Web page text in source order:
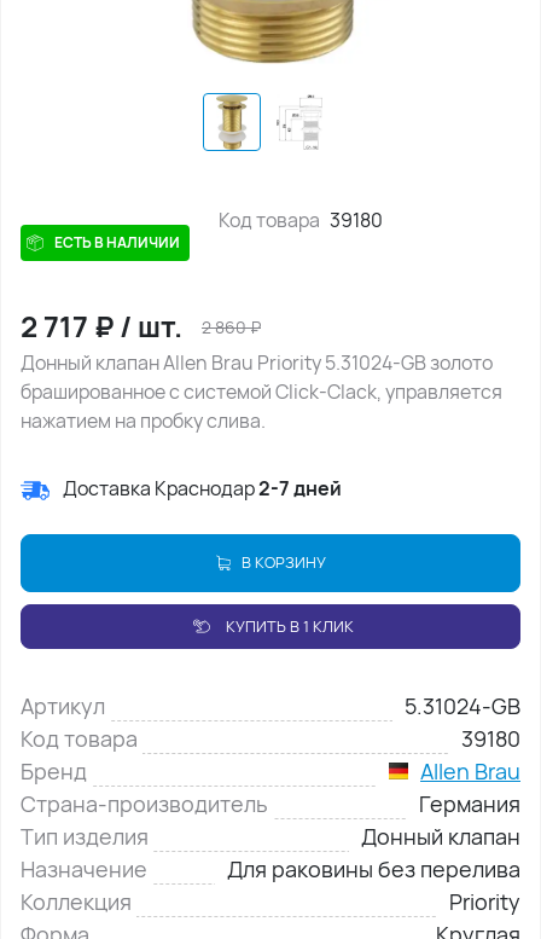
ЕСТЬ В НАЛИЧИИ
Код товара 39180
2 717 ₽/ шт. 2 860₽
Донный клапан Allen Brau Priority 5.31024-GB золото
брашированное с системой Click-Clack, управляется
нажатием на пробку слива.
Доставка Краснодар2-7 дней
В КОРЗИНУ
КУПИТЬ В 1 КЛИК
Артикул
5.31024-GB
Код товара
39180
Бренд
Allen Brau
Страна-производитель
Германия
Тип изделия
Донный клапан
Назначение
Для раковины без перелива
Коллекция
Priority